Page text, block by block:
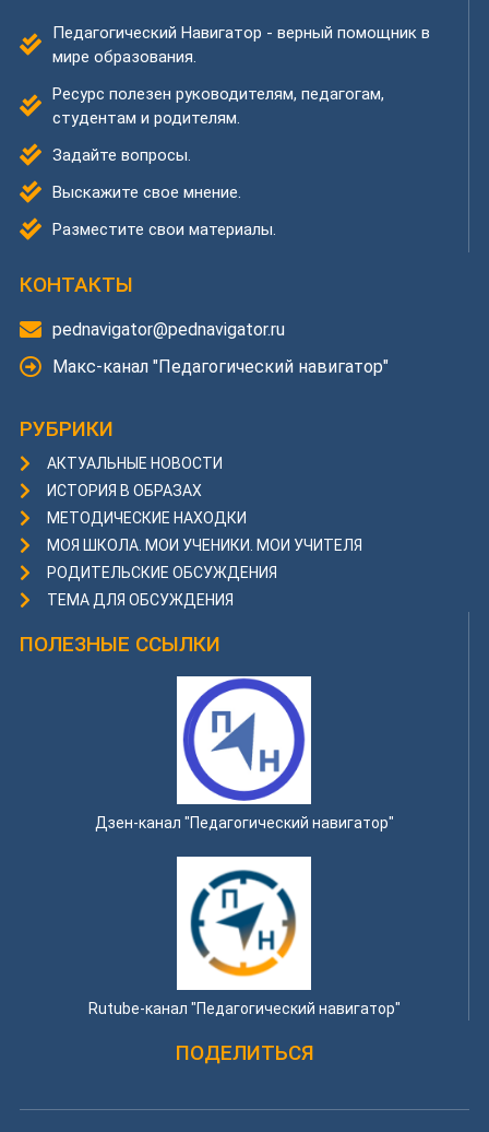
Педагогический Навигатор - верный помощник в
мире образования.
Ресурс полезен руководителям, педагогам,
студентам и родителям.
Задайте вопросы.
Выскажите свое мнение.
Разместите свои материалы.
КОНТАКТЫ
pednavigator@pednavigator.ru
Макс-канал "Педагогический навигатор"
РУБРИКИ
АКТУАЛЬНЫЕ НОВОСТИ
ИСТОРИЯ В ОБРАЗАХ
МЕТОДИЧЕСКИЕ НАХОДКИ
МОЯ ШКОЛА. МОИ УЧЕНИКИ. МОИ УЧИТЕЛЯ
РОДИТЕЛЬСКИЕ ОБСУЖДЕНИЯ
ТЕМА ДЛЯ ОБСУЖДЕНИЯ
ПОЛЕЗНЫЕ ССЫЛКИ
Дзен-канал "Педагогический навигатор"
Rutube-канал "Педагогический навигатор"
ПОДЕЛИТЬСЯ